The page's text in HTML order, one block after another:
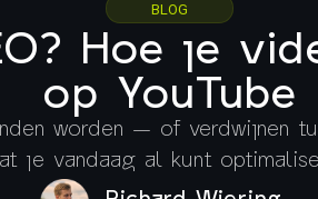
BLOG
Hoe je
op YouTube
worden — of verdwijnen
je vandaag al kunt